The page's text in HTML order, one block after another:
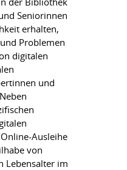
Seniorinnen
erhalten,
Problemen
digitalen
und
Ausleihe
von
Lebensalter im